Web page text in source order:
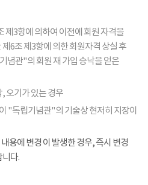
제3항에 의하여 이전에 회원 자격을
제6조 제3항에 의한 회원자격 상실 후
념관"의 회원 재 가입 승낙을 얻은
오기가 있는 경우
"독립기념관"의 기술상 현저히 지장이
용에 변경 이 발생한 경우, 즉시 변경
니다.